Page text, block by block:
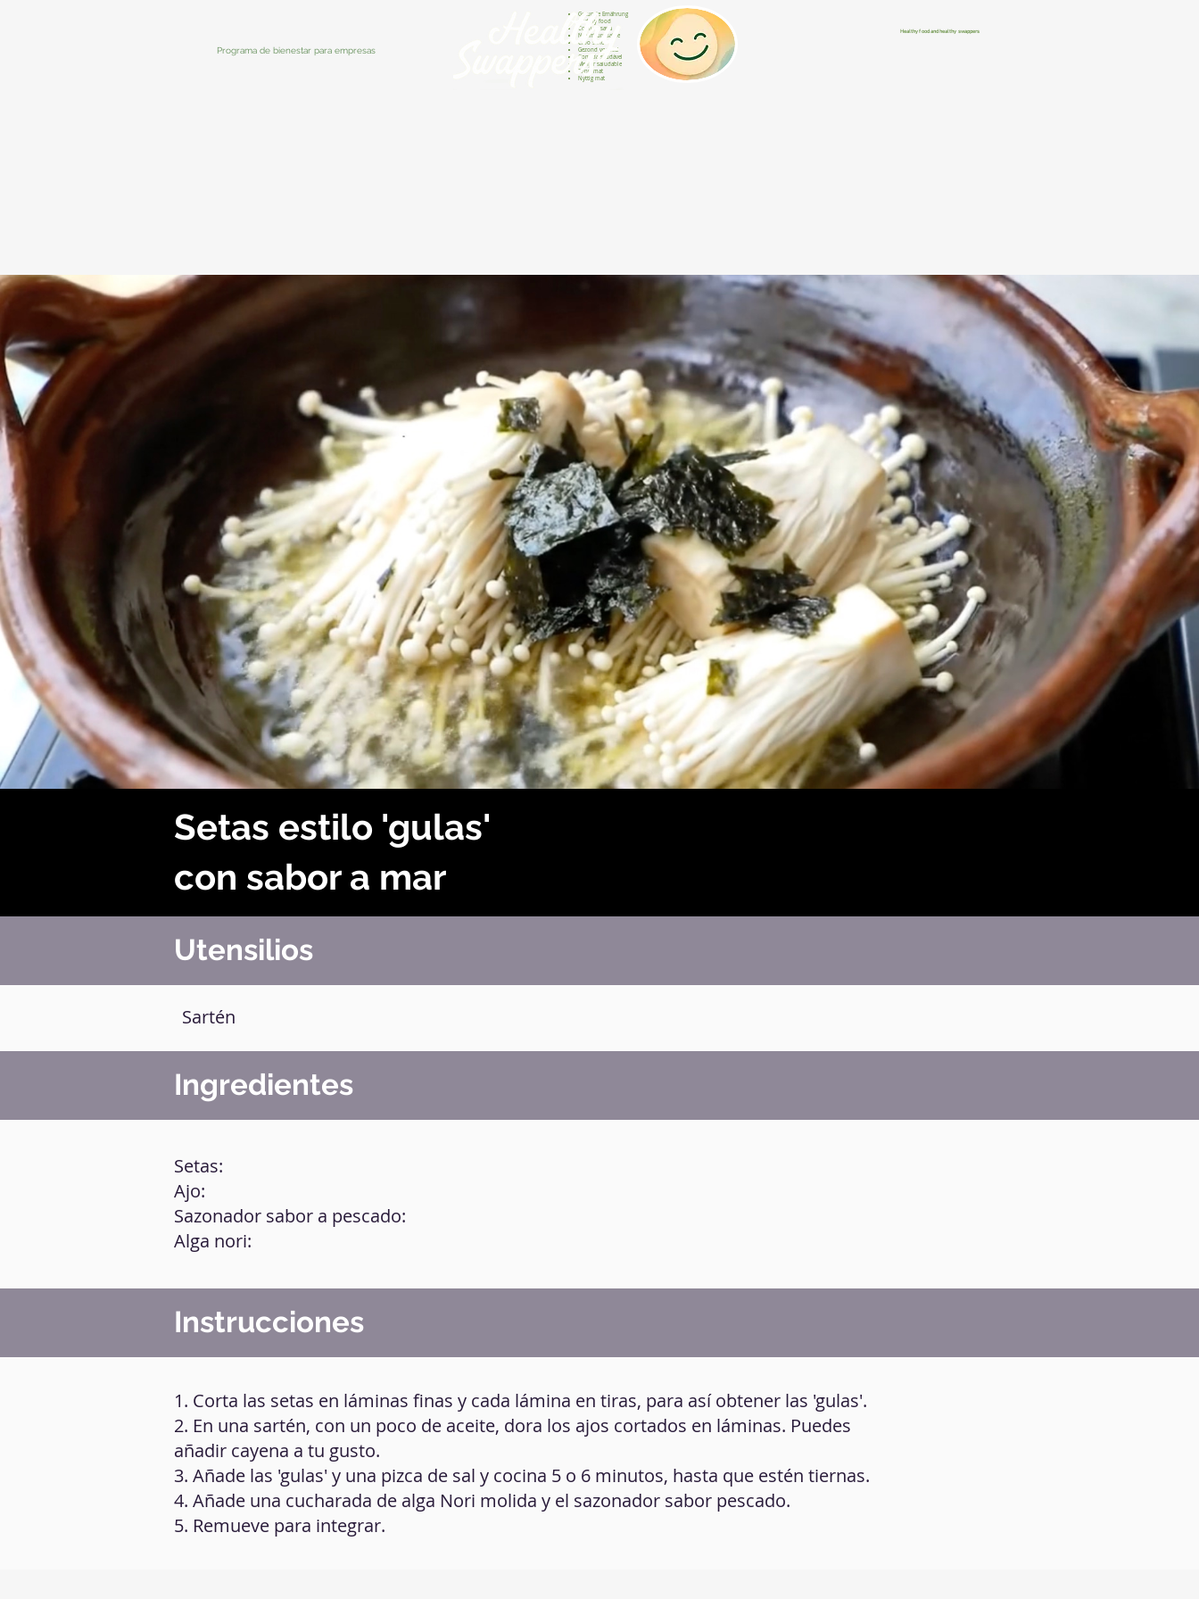
Programa de bienestar para empresas
Gesunde Ernährung
Healthy food
Comida sana
Nourriture saine
Cibo sano
Gezond voedsel
Comida saudável
Menjar saludable
Sunn mat
Nyttig mat
Healthy food and healthy swappers
Setas estilo 'gulas'
con sabor a mar
Utensilios
Sartén
Ingredientes
Setas:
Ajo:
Sazonador sabor a pescado:
Alga nori:
Instrucciones
1. Corta las setas en láminas finas y cada lámina en tiras, para así obtener las 'gulas'.
2. En una sartén, con un poco de aceite, dora los ajos cortados en láminas. Puedes
añadir cayena a tu gusto.
3. Añade las 'gulas' y una pizca de sal y cocina 5 o 6 minutos, hasta que estén tiernas.
4. Añade una cucharada de alga Nori molida y el sazonador sabor pescado.
5. Remueve para integrar.